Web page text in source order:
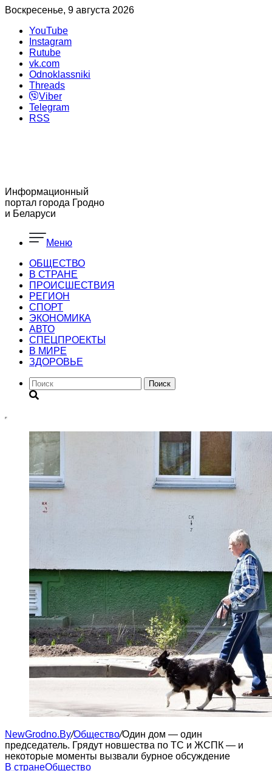
Воскресенье, 9 августа 2026
YouTube
Instagram
Rutube
vk.com
Odnoklassniki
Threads
Viber
Telegram
RSS
Информационный
портал города Гродно
и Беларуси
Меню
ОБЩЕСТВО
В СТРАНЕ
ПРОИСШЕСТВИЯ
РЕГИОН
CПОРТ
ЭКОНОМИКА
АВТО
СПЕЦПРОЕКТЫ
В МИРЕ
ЗДОРОВЬЕ
Поиск
NewGrodno.By/Общество/Один дом — один
председатель. Грядут новшества по ТС и ЖСПК — и
некоторые моменты вызвали бурное обсуждение
В странеОбщество